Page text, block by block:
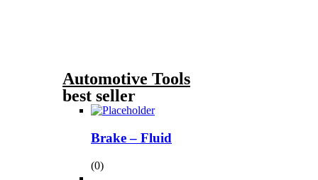
Automotive Tools
best seller
Brake – Fluid
(0)